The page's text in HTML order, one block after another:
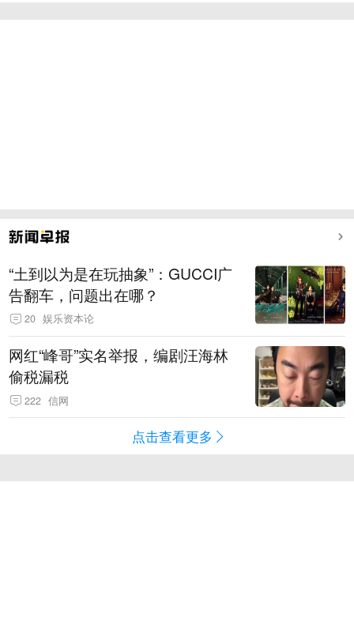
“土到以为是在玩抽象”：GUCCI广
告翻车，问题出在哪？
20 娱乐资本论
网红“峰哥”实名举报，编剧汪海林
偷税漏税
222 信网
点击查看更多